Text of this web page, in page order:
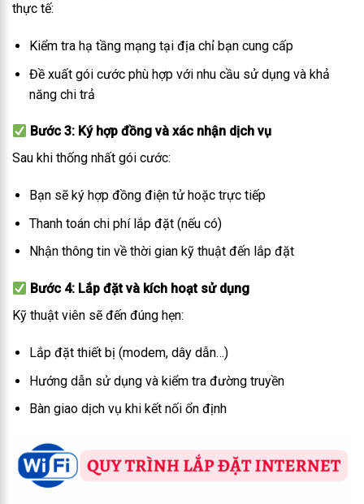
thực tế:
Kiểm tra hạ tầng mạng tại địa chỉ bạn cung cấp
Đề xuất gói cước phù hợp với nhu cầu sử dụng và khả
năng chi trả
Bước 3: Ký hợp đồng và xác nhận dịch vụ
Sau khi thống nhất gói cước:
Bạn sẽ ký hợp đồng điện tử hoặc trực tiếp
Thanh toán chi phí lắp đặt (nếu có)
Nhận thông tin về thời gian kỹ thuật đến lắp đặt
Bước 4: Lắp đặt và kích hoạt sử dụng
Kỹ thuật viên sẽ đến đúng hẹn:
Lắp đặt thiết bị (modem, dây dẫn…)
Hướng dẫn sử dụng và kiểm tra đường truyền
Bàn giao dịch vụ khi kết nối ổn định